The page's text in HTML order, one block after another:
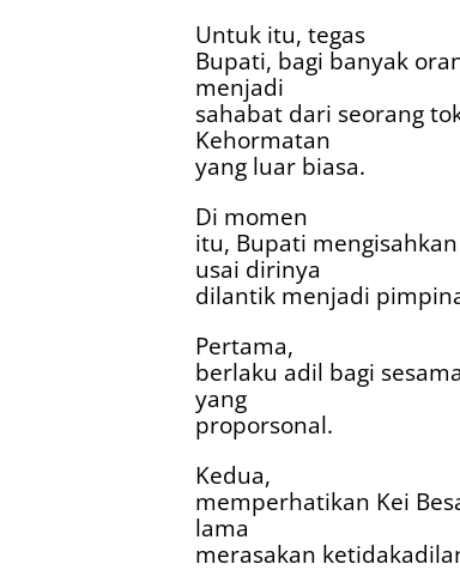
Untuk itu, tegas
Bupati, bagi banyak
menjadi
sahabat dari seorang
Kehormatan
yang luar biasa.
Di momen
itu, Bupati
usai dirinya
dilantik menjadi
Pertama,
berlaku adil bagi
yang
proporsonal.
Kedua,
memperhatikan Kei
lama
merasakan